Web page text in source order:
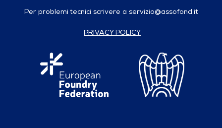
Per problemi tecnici scrivere a servizio@assofond.it
PRIVACY POLICY